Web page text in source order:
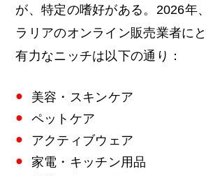
が、特定の嗜好がある。2026年
ラリアのオンライン販売業者に
有力なニッチは以下の通り：
美容・スキンケア
ペットケア
アクティブウェア
家電・キッチン用品